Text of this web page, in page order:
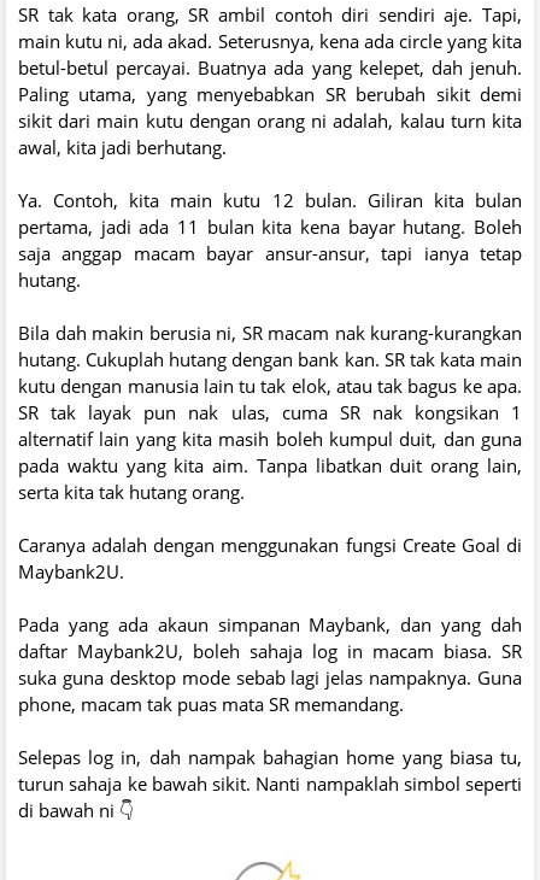
SR tak kata orang, SR ambil contoh diri sendiri aje. Tapi,
main kutu ni, ada akad. Seterusnya, kena ada circle yang kita
betul-betul percayai. Buatnya ada yang kelepet, dah jenuh.
Paling utama, yang menyebabkan SR berubah sikit demi
sikit dari main kutu dengan orang ni adalah, kalau turn kita
awal, kita jadi berhutang.
Ya. Contoh, kita main kutu 12 bulan. Giliran kita bulan
pertama, jadi ada 11 bulan kita kena bayar hutang. Boleh
saja anggap macam bayar ansur-ansur, tapi ianya tetap
hutang.
Bila dah makin berusia ni, SR macam nak kurang-kurangkan
hutang. Cukuplah hutang dengan bank kan. SR tak kata main
kutu dengan manusia lain tu tak elok, atau tak bagus ke apa.
SR tak layak pun nak ulas, cuma SR nak kongsikan 1
alternatif lain yang kita masih boleh kumpul duit, dan guna
pada waktu yang kita aim. Tanpa libatkan duit orang lain,
serta kita tak hutang orang.
Caranya adalah dengan menggunakan fungsi Create Goal di
Maybank2U.
Pada yang ada akaun simpanan Maybank, dan yang dah
daftar Maybank2U, boleh sahaja log in macam biasa. SR
suka guna desktop mode sebab lagi jelas nampaknya. Guna
phone, macam tak puas mata SR memandang.
Selepas log in, dah nampak bahagian home yang biasa tu,
turun sahaja ke bawah sikit. Nanti nampaklah simbol seperti
di bawah ni 👇